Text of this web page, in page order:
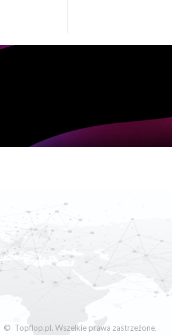
© Topflop.pl. Wszelkie prawa zastrzeżone.